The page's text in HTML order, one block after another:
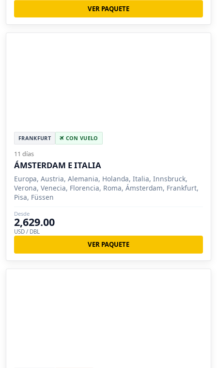
VER PAQUETE
FRANKFURT CON VUELO
11 días
ÁMSTERDAM E ITALIA
Europa, Austria, Alemania, Holanda, Italia, Innsbruck,
Verona, Venecia, Florencia, Roma, Ámsterdam, Frankfurt,
Pisa, Füssen
Desde
2,629.00
USD / DBL
VER PAQUETE